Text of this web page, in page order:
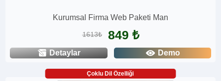
Kurumsal Firma Web Paketi Man
1613₺ 849 ₺
Detaylar Demo
Çoklu Dil Özelliği